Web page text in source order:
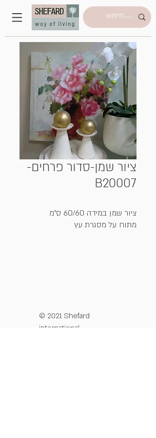
ציור שמן-סדור פרחים-
B20007
ציור שמן במידה 60/60 ס"מ
מתוח על מסגרת עץ
© 2021 Shefard
international